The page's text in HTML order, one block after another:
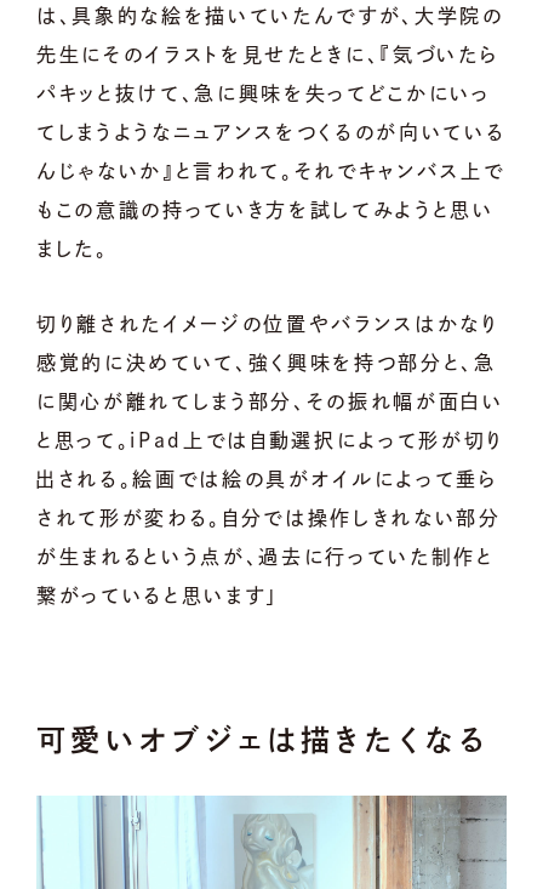
は、具象的な絵を描いていたんですが、大学院の
先生にそのイラストを見せたときに、『気づいたら
パキッと抜けて、急に興味を失ってどこかにいっ
てしまうようなニュアンスをつくるのが向いている
んじゃないか』と言われて。それでキャンバス上で
もこの意識の持っていき方を試してみようと思い
ました。
切り離されたイメージの位置やバランスはかなり
感覚的に決めていて、強く興味を持つ部分と、急
に関心が離れてしまう部分、その振れ幅が面白い
と思って。iPad上では自動選択によって形が切り
出される。絵画では絵の具がオイルによって垂ら
されて形が変わる。自分では操作しきれない部分
が生まれるという点が、過去に行っていた制作と
繋がっていると思います」
可愛いオブジェは描きたくなる